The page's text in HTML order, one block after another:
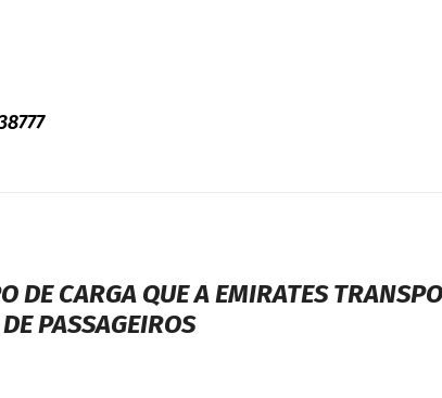
DE CARGA QUE A EMIRATES
PASSAGEIROS